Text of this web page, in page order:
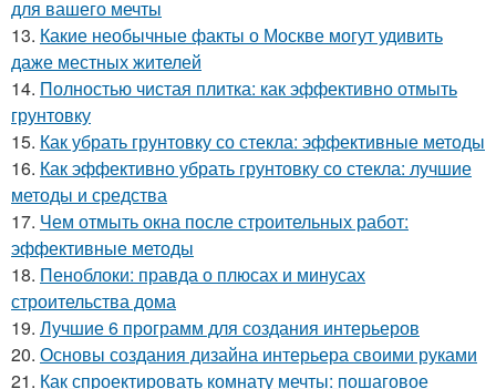
для вашего мечты
13. Какие необычные факты о Москве могут удивить
даже местных жителей
14. Полностью чистая плитка: как эффективно отмыть
грунтовку
15. Как убрать грунтовку со стекла: эффективные методы
16. Как эффективно убрать грунтовку со стекла: лучшие
методы и средства
17. Чем отмыть окна после строительных работ:
эффективные методы
18. Пеноблоки: правда о плюсах и минусах
строительства дома
19. Лучшие 6 программ для создания интерьеров
20. Основы создания дизайна интерьера своими руками
21. Как спроектировать комнату мечты: пошаговое